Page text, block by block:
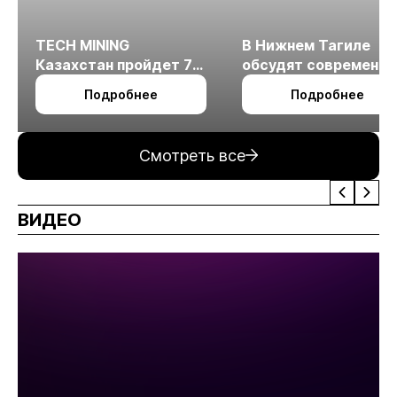
TECH MINING
Казахстан пройдет 7
октября в Алматы
Подробнее
В Нижнем Тагиле
обсудят
технологии
измельчения
Подробнее
Смотреть все
ВИДЕО